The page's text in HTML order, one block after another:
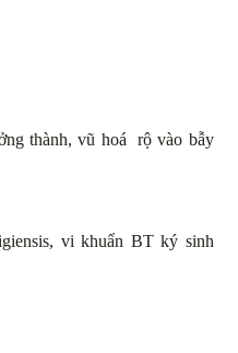
thành, vũ hoá rộ vào bẫy
vi khuẩn BT ký sinh